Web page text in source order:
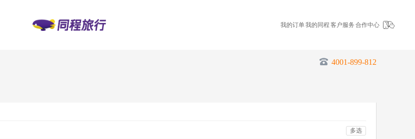
我的订单我的同程 客户服务 合作中心
4001-899-812
多选